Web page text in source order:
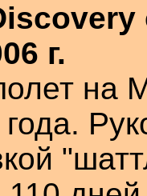
г.
на
года.
"